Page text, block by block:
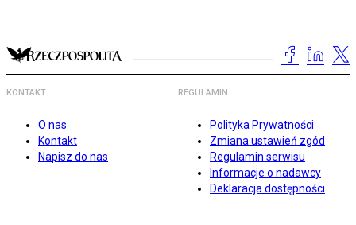
KONTAKT
O nas
Kontakt
Napisz do nas
REGULAMIN
Polityka Prywatności
Zmiana ustawień zgód
Regulamin serwisu
Informacje o nadawcy
Deklaracja dostępności